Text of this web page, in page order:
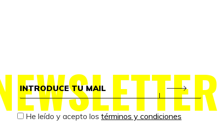
He leído y acepto los términos y condiciones